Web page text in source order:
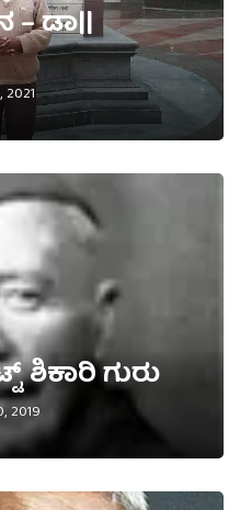
– ಡಾ||
2021
ಗುರು
2019